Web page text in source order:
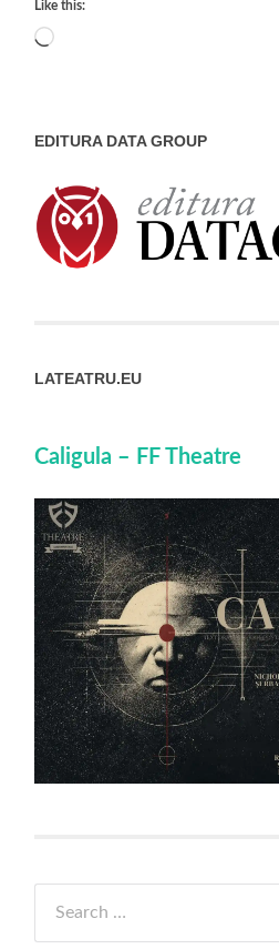
Like this:
Loading…
EDITURA DATA GROUP
LATEATRU.EU
Caligula – FF Theatre
for: